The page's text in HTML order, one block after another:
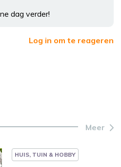
dag verder!
Log in om te reageren
Meer
HUIS, TUIN & HOBBY